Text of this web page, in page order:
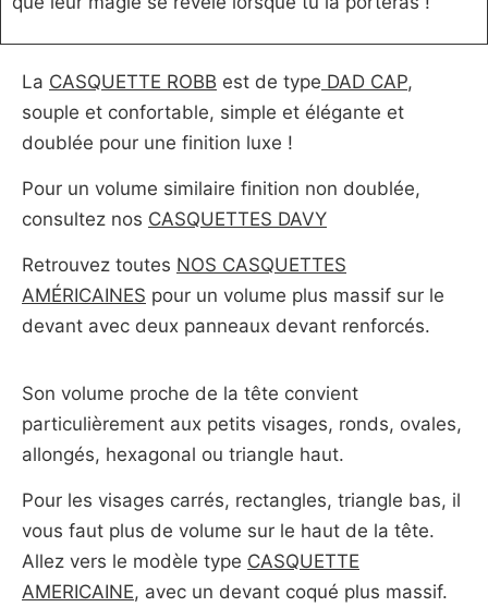
La CASQUETTE ROBB est de type DAD CAP,
souple et confortable, simple et élégante et
doublée pour une finition luxe !
Pour un volume similaire finition non doublée,
consultez nos CASQUETTES DAVY
Retrouvez toutes NOS CASQUETTES
AMÉRICAINES pour un volume plus massif sur le
devant avec deux panneaux devant renforcés.
Son volume proche de la tête convient
particulièrement aux petits visages, ronds, ovales,
allongés, hexagonal ou triangle haut.
Pour les visages carrés, rectangles, triangle bas, il
vous faut plus de volume sur le haut de la tête.
Allez vers le modèle type CASQUETTE
AMERICAINE, avec un devant coqué plus massif.